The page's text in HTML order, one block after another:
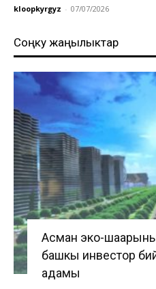
kloopkyrgyz - 07/07/2026
Соңку жаңылыктар
Асман эко-
башкы инвестор
адамы